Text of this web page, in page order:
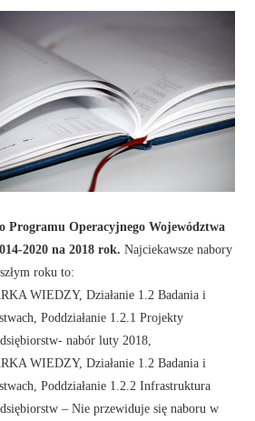
Programu Operacyjnego Województwa
2020 na 2018 rok.Najciekawsze nabory
roku to:
WIEDZY, Działanie 1.2 Badania i
Poddziałanie 1.2.1 Projekty
nabór luty 2018,
WIEDZY, Działanie 1.2 Badania i
Poddziałanie 1.2.2 Infrastruktura
– Nie przewiduje się naboru w